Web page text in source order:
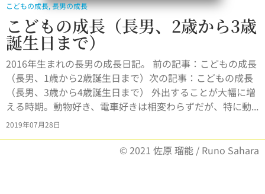
こどもの成長,長男の成長
こどもの成長（長男、2歳から3歳
誕生日まで）
2016年生まれの長男の成長日記。 前の記事：こどもの成長
（長男、1歳から2歳誕生日まで）次の記事：こどもの成長
（長男、3歳から4歳誕生日まで） 外出することが大幅に増
える時期。動物好き、電車好きは相変わらずだが、特に動...
2019年07月28日
© 2021 佐原 瑠能 / Runo Sahara